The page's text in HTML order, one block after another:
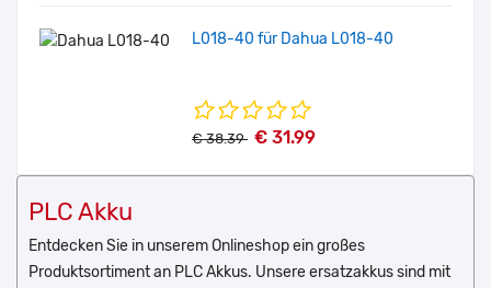
L018-40 für Dahua L018-40
€ 38.39 € 31.99
PLC Akku
Entdecken Sie in unserem Onlineshop ein großes
Produktsortiment an PLC Akkus. Unsere ersatzakkus sind mit